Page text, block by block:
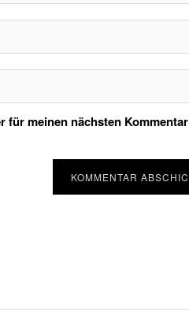
für meinen nächsten Kommentar